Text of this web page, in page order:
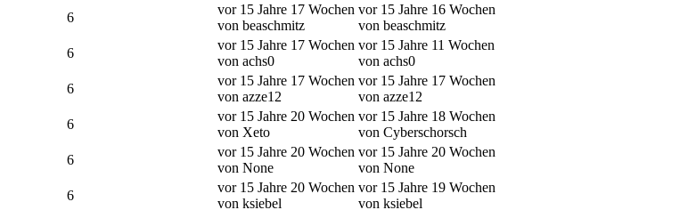
6
vor 15 Jahre 17 Wochen
von beaschmitz
vor 15 Jahre 16 Wochen
von beaschmitz
6
vor 15 Jahre 17 Wochen
von achs0
vor 15 Jahre 11 Wochen
von achs0
6
vor 15 Jahre 17 Wochen
von azze12
vor 15 Jahre 17 Wochen
von azze12
6
vor 15 Jahre 20 Wochen
von Xeto
vor 15 Jahre 18 Wochen
von Cyberschorsch
6
vor 15 Jahre 20 Wochen
von None
vor 15 Jahre 20 Wochen
von None
6
vor 15 Jahre 20 Wochen
von ksiebel
vor 15 Jahre 19 Wochen
von ksiebel